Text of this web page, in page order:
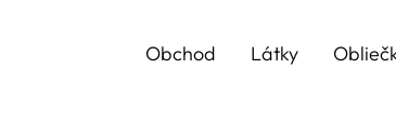
Obchod Látky